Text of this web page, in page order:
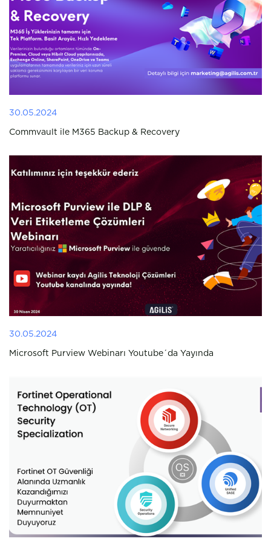
30.05.2024
Commvault ile M365 Backup & Recovery
30.05.2024
Microsoft Purview Webinarı Youtube´da Yayında